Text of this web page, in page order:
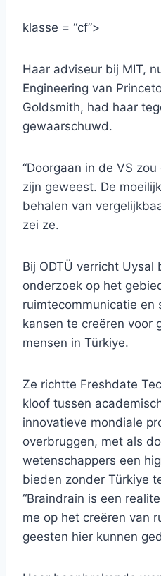
klasse = “cf”>
Haar adviseur bij MIT,
Engineering van
Goldsmith, had haar
gewaarschuwd.
“Doorgaan in de VS
zijn geweest. De
behalen van
zei ze.
Bij ODTÜ verricht Uysal
onderzoek op het
ruimtecommunicatie en
kansen te creëren voor
mensen in Türkiye.
Ze richtte Freshdate
kloof tussen
innovatieve mondiale
overbruggen, met als
wetenschappers een
bieden zonder Türkiye
“Braindrain is een
me op het creëren van
geesten hier kunnen